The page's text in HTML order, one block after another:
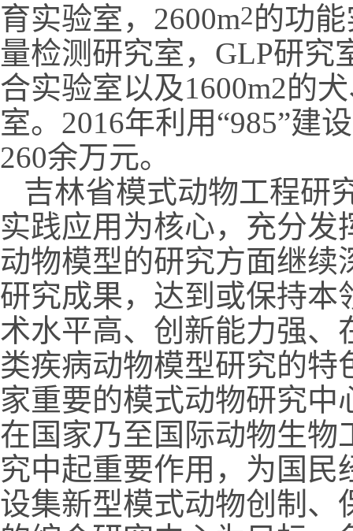
育实验室，2600m2的功
量检测研究室，GLP研究
合实验室以及1600m2的
室。2016年利用“985”建
260余万元。
吉林省模式动物工程研
实践应用为核心，充分
动物模型的研究方面继
研究成果，达到或保持本
术水平高、创新能力强、
类疾病动物模型研究的
家重要的模式动物研究
在国家乃至国际动物生物
究中起重要作用，为国
设集新型模式动物创制、